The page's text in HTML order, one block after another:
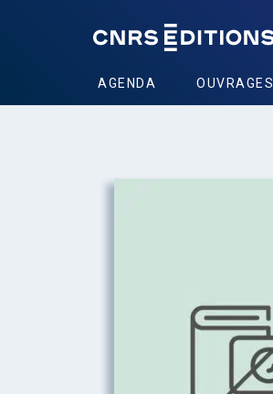
AGENDA OUVRAGES